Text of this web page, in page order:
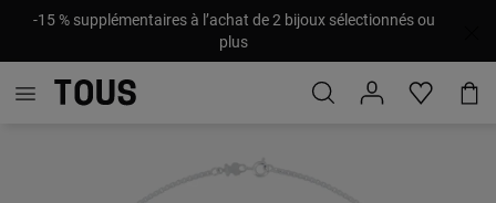
-15 % supplémentaires à l’achat de 2 bijoux sélectionnés ou
plus